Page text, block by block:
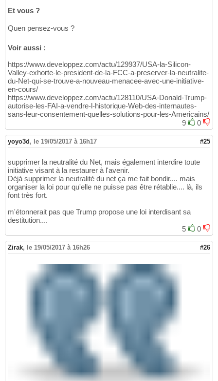
Et vous ?
Quen pensez-vous ?
Voir aussi :
https://www.developpez.com/actu/129937/USA-la-Silicon-
Valley-exhorte-le-president-de-la-FCC-a-preserver-la-neutralite-
du-Net-qui-se-trouve-a-nouveau-menacee-avec-une-initiative-
en-cours/
https://www.developpez.com/actu/128110/USA-Donald-Trump-
autorise-les-FAI-a-vendre-l-historique-Web-des-internautes-
sans-leur-consentement-quelles-solutions-pour-les-Americains/
9
0
yoyo3d , le 19/05/2017 à 16h17 #25
supprimer la neutralité du Net, mais également interdire toute
initiative visant à la restaurer à l'avenir.
Déjà supprimer la neutralité du net ça me fait bondir.... mais
organiser la loi pour qu'elle ne puisse pas être rétablie.... là, ils
font très fort.
m'étonnerait pas que Trump propose une loi interdisant sa
destitution....
5
0
Zirak, le 19/05/2017 à 16h26 #26